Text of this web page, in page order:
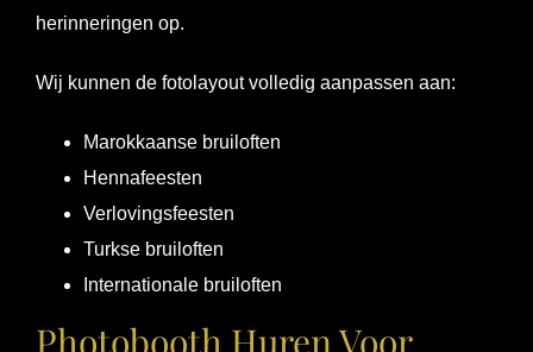
herinneringen op.
Wij kunnen de fotolayout volledig aanpassen aan:
Marokkaanse bruiloften
Hennafeesten
Verlovingsfeesten
Turkse bruiloften
Internationale bruiloften
Photobooth Huren Voor